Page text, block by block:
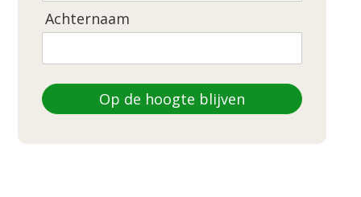
Achternaam
Op de hoogte blijven